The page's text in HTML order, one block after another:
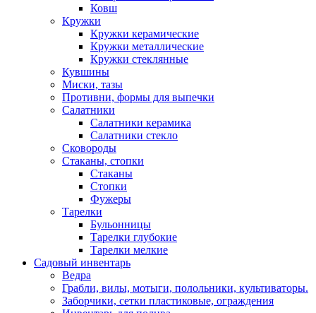
Ковш
Кружки
Кружки керамические
Кружки металлические
Кружки стеклянные
Кувшины
Миски, тазы
Противни, формы для выпечки
Салатники
Салатники керамика
Салатники стекло
Сковороды
Стаканы, стопки
Стаканы
Стопки
Фужеры
Тарелки
Бульонницы
Тарелки глубокие
Тарелки мелкие
Садовый инвентарь
Ведра
Грабли, вилы, мотыги, полольники, культиваторы.
Заборчики, сетки пластиковые, ограждения